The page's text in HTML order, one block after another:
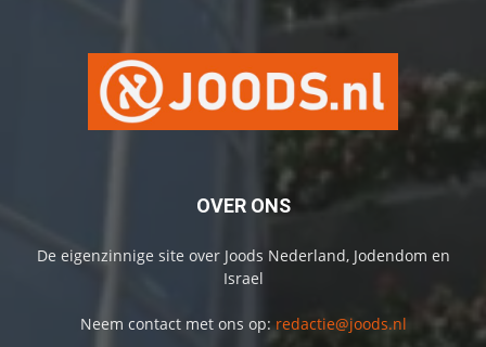
OVER ONS
De eigenzinnige site over Joods Nederland, Jodendom en
Israel
Neem contact met ons op: redactie@joods.nl